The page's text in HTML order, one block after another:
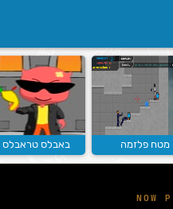
מטח פלזמה באבלס טראבלס 2